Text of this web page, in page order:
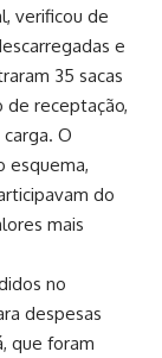
verificou de
e
35 sacas
de receptação,
O
esquema,
do
mais
no
despesas
que foram